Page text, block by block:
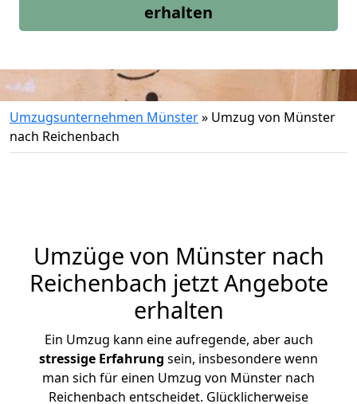
erhalten
Umzugsunternehmen Münster» Umzug von Münster
nach Reichenbach
Umzüge von Münster nach
Reichenbach jetzt Angebote
erhalten
Ein Umzug kann eine aufregende, aber auch
stressige Erfahrung sein, insbesondere wenn
man sich für einen Umzug von Münster nach
Reichenbach entscheidet. Glücklicherweise